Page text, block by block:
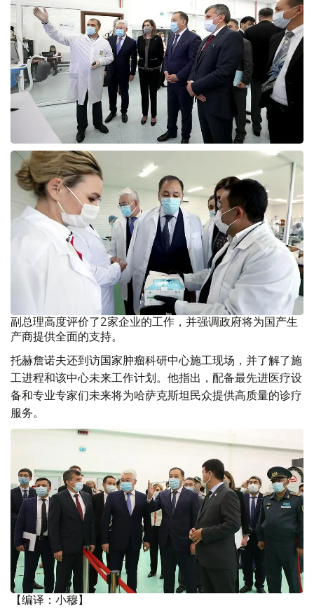
副总理高度评价了2家企业的工作，并强调政府将为国产生
产商提供全面的支持。
托赫詹诺夫还到访国家肿瘤科研中心施工现场，并了解了施
工进程和该中心未来工作计划。他指出，配备最先进医疗设
备和专业专家们未来将为哈萨克斯坦民众提供高质量的诊疗
服务。
【编译：小穆】